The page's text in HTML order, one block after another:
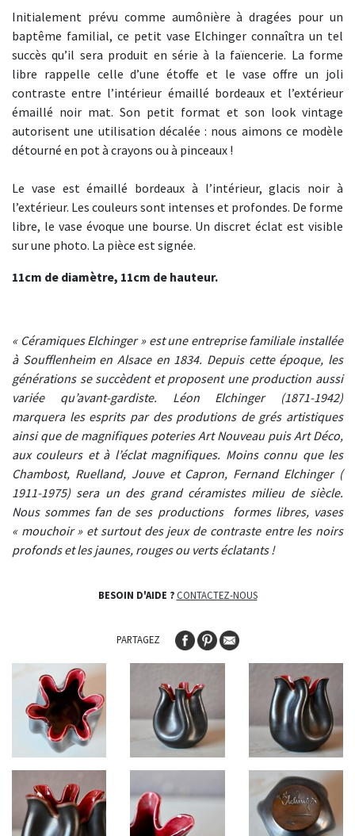
Initialement prévu comme aumônière à dragées pour un
baptême familial, ce petit vase Elchinger connaîtra un tel
succès qu’il sera produit en série à la faïencerie. La forme
libre rappelle celle d’une étoffe et le vase offre un joli
contraste entre l’intérieur émaillé bordeaux et l’extérieur
émaillé noir mat. Son petit format et son look vintage
autorisent une utilisation décalée : nous aimons ce modèle
détourné en pot à crayons ou à pinceaux !
Le vase est émaillé bordeaux à l’intérieur, glacis noir à
l’extérieur. Les couleurs sont intenses et profondes. De forme
libre, le vase évoque une bourse. Un discret éclat est visible
sur une photo. La pièce est signée.
11cm de diamètre, 11cm de hauteur.
« Céramiques Elchinger » est une entreprise familiale installée
à Soufflenheim en Alsace en 1834. Depuis cette époque, les
générations se succèdent et proposent une production aussi
variée qu’avant-gardiste. Léon Elchinger (1871-1942)
marquera les esprits par des produtions de grés artistiques
ainsi que de magnifiques poteries Art Nouveau puis Art Déco,
aux couleurs et à l’éclat magnifiques. Moins connu que les
Chambost, Ruelland, Jouve et Capron, Fernand Elchinger (
1911-1975) sera un des grand céramistes milieu de siècle.
Nous sommes fan de ses productions formes libres, vases
« mouchoir » et surtout des jeux de contraste entre les noirs
profonds et les jaunes, rouges ou verts éclatants !
BESOIN D'AIDE ? CONTACTEZ-NOUS
PARTAGEZ